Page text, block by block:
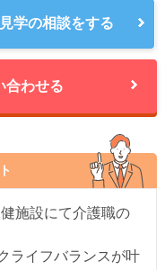
学の相談をする
合わせる
施設にて介護職の
ライフバランスが叶